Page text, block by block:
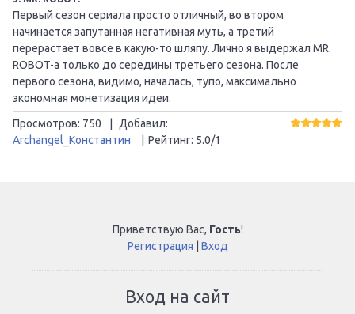
Первый сезон сериала просто отличный, во втором
начинается запутанная негативная муть, а третий
перерастает вовсе в какую-то шляпу. Лично я выдержал MR.
ROBOT-а только до середины третьего сезона. После
первого сезона, видимо, началась, тупо, максимально
экономная монетизация идеи.
Просмотров: 750 | Добавил:
Archangel_Константин
| Рейтинг: 5.0/1
Приветствую Вас, Гость!
Регистрация
Вход
Вход на сайт